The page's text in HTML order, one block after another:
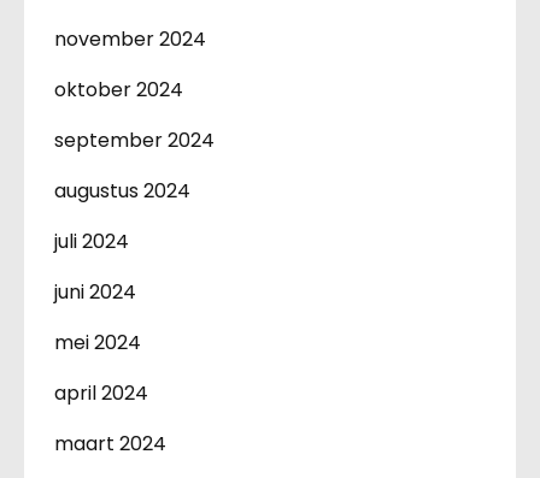
november 2024
oktober 2024
september 2024
augustus 2024
juli 2024
juni 2024
mei 2024
april 2024
maart 2024